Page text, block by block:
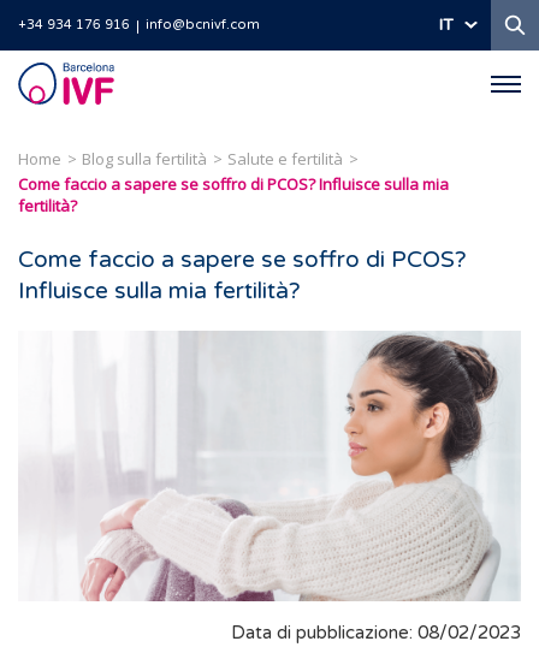
+34 934 176 916 info@bcnivf.com IT
Barcelona
IVF
Home Blog sulla fertilità
Salute e fertilità
Come faccio a sapere se soffro di PCOS? Influisce sulla mia
fertilità?
Come faccio a sapere se soffro di PCOS?
Influisce sulla mia fertilità?
Data di pubblicazione: 08/02/2023